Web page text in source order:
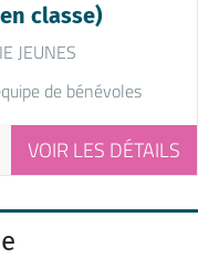
classe)
JEUNES
de bénévoles
VOIR LES DÉTAILS